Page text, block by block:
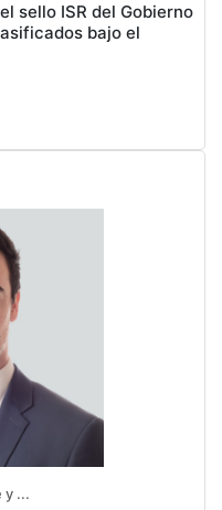
sello ISR del Gobierno
bajo el
y ...